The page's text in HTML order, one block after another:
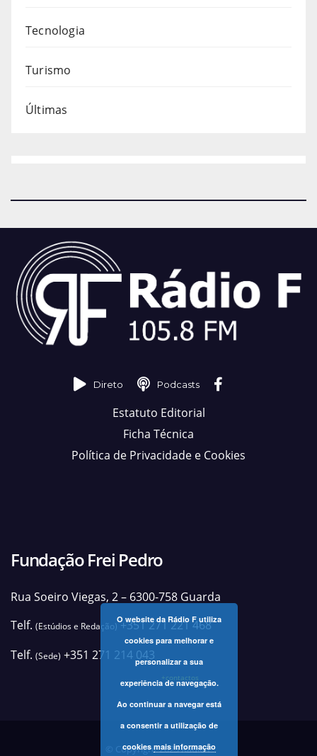
Tecnologia
Turismo
Últimas
Direto Podcasts
Estatuto Editorial
Ficha Técnica
Política de Privacidade e Cookies
Fundação Frei Pedro
Rua Soeiro Viegas, 2 – 6300-758 Guarda
Telf. (Estúdios e Redação)+351 271 221 468
Telf. (Sede) +351 271 214 043
+contactos
© Copyright 2025 Rádio F
O website da Rádio F utiliza
cookies para melhorar e
personalizar a sua
experiência de navegação.
Ao continuar a navegar está
a consentir a utilização de
cookiesmais informação